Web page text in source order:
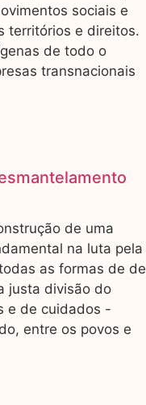
sociais e
territórios e direitos.
de todo o
transnacionais
de uma
na luta pela
as formas de de
justa divisão do
e de cuidados -
entre os povos e